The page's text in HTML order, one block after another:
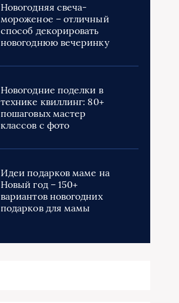
Новогодняя свеча-
мороженое – отличный
способ декорировать
новогоднюю вечеринку
Новогодние поделки в
технике квиллинг: 80+
пошаговых мастер
классов с фото
Идеи подарков маме на
Новый год – 150+
вариантов новогодних
подарков для мамы